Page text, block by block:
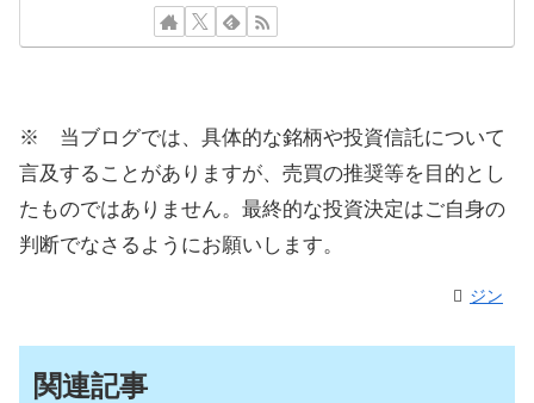
※ 当ブログでは、具体的な銘柄や投資信託について
言及することがありますが、売買の推奨等を目的とし
たものではありません。最終的な投資決定はご自身の
判断でなさるようにお願いします。
ジン
関連記事